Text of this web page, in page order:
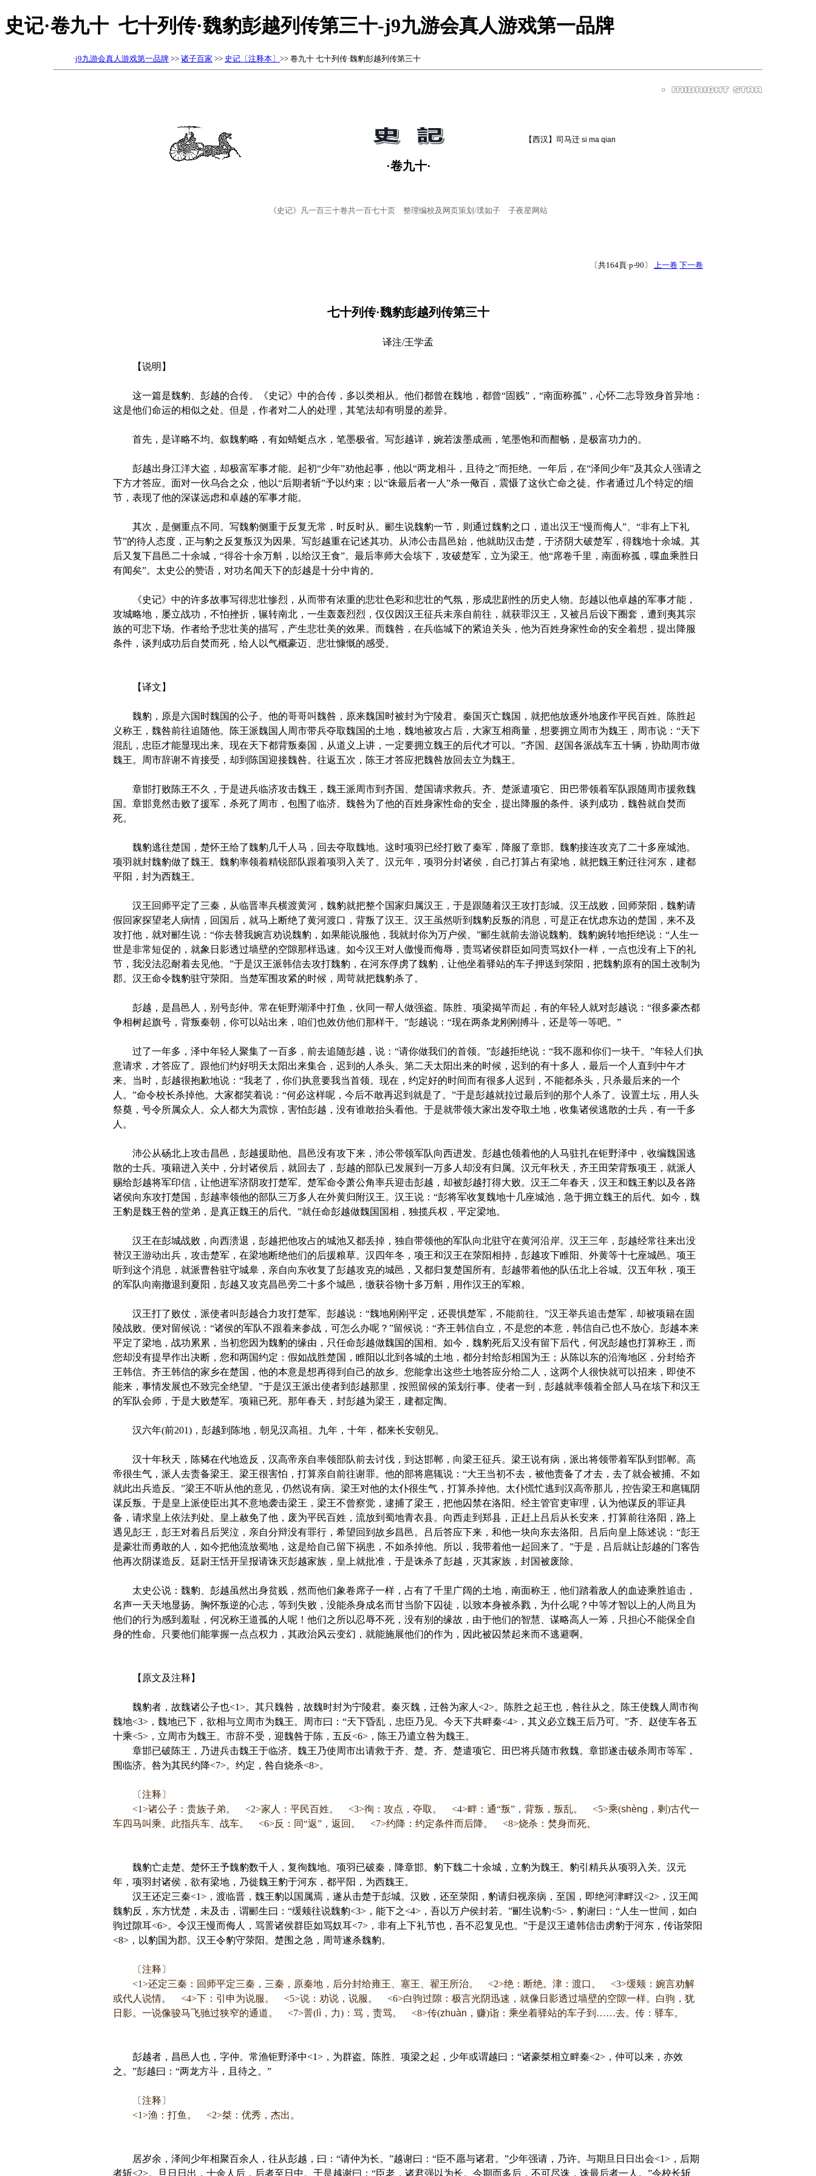
史记·卷九十 七十列传·魏豹彭越列传第三十-j9九游会真人游戏第一品牌
·j9九游会真人游戏第一品牌 >> 诸子百家 >> 史记〔注释本〕 >> 卷九十 七十列传·魏豹彭越列传第三十
·卷九十·
【西汉】司马迁 si ma qian
《史记》凡一百三十卷共一百七十页 整理编校及网页策划/璞如子 子夜星网站
〔共164頁·p-90〕 上一卷 下一卷
七十列传·魏豹彭越列传第三十
译注/王学孟
【说明】
这一篇是魏豹、彭越的合传。《史记》中的合传，多以类相从。他们都曾在魏地，都曾“固贱”，“南面称孤”，心怀二志导致身首异地：
这是他们命运的相似之处。但是，作者对二人的处理，其笔法却有明显的差异。
首先，是详略不均。叙魏豹略，有如蜻蜓点水，笔墨极省。写彭越详，婉若泼墨成画，笔墨饱和而酣畅，是极富功力的。
彭越出身江洋大盗，却极富军事才能。起初“少年”劝他起事，他以“两龙相斗，且待之”而拒绝。一年后，在“泽间少年”及其众人强请之
下方才答应。面对一伙乌合之众，他以“后期者斩”予以约束；以“诛最后者一人”杀一儆百，震慑了这伙亡命之徒。作者通过几个特定的细
节，表现了他的深谋远虑和卓越的军事才能。
其次，是侧重点不同。写魏豹侧重于反复无常，时反时从。郦生说魏豹一节，则通过魏豹之口，道出汉王“慢而侮人”、“非有上下礼
节”的待人态度，正与豹之反复叛汉为因果。写彭越重在记述其功。从沛公击昌邑始，他就助汉击楚，于济阴大破楚军，得魏地十余城。其
后又复下昌邑二十余城，“得谷十余万斛，以给汉王食”。最后率师大会垓下，攻破楚军，立为梁王。他“席卷千里，南面称孤，喋血乘胜日
有闻矣”。太史公的赞语，对功名闻天下的彭越是十分中肯的。
《史记》中的许多故事写得悲壮惨烈，从而带有浓重的悲壮色彩和悲壮的气氛，形成悲剧性的历史人物。彭越以他卓越的军事才能，
攻城略地，屡立战功，不怕挫折，辗转南北，一生轰轰烈烈，仅仅因汉王征兵未亲自前往，就获罪汉王，又被吕后设下圈套，遭到夷其宗
族的可悲下场。作者给予悲壮美的描写，产生悲壮美的效果。而魏咎，在兵临城下的紧迫关头，他为百姓身家性命的安全着想，提出降服
条件，谈判成功后自焚而死，给人以气概豪迈、悲壮慷慨的感受。
【译文】
魏豹，原是六国时魏国的公子。他的哥哥叫魏咎，原来魏国时被封为宁陵君。秦国灭亡魏国，就把他放逐外地废作平民百姓。陈胜起
义称王，魏咎前往追随他。陈王派魏国人周市带兵夺取魏国的土地，魏地被攻占后，大家互相商量，想要拥立周市为魏王，周市说：“天下
混乱，忠臣才能显现出来。现在天下都背叛秦国，从道义上讲，一定要拥立魏王的后代才可以。”齐国、赵国各派战车五十辆，协助周市做
魏王。周市辞谢不肯接受，却到陈国迎接魏咎。往返五次，陈王才答应把魏咎放回去立为魏王。
章邯打败陈王不久，于是进兵临济攻击魏王，魏王派周市到齐国、楚国请求救兵。齐、楚派遣项它、田巴带领着军队跟随周市援救魏
国。章邯竟然击败了援军，杀死了周市，包围了临济。魏咎为了他的百姓身家性命的安全，提出降服的条件。谈判成功，魏咎就自焚而
死。
魏豹逃往楚国，楚怀王给了魏豹几千人马，回去夺取魏地。这时项羽已经打败了秦军，降服了章邯。魏豹接连攻克了二十多座城池。
项羽就封魏豹做了魏王。魏豹率领着精锐部队跟着项羽入关了。汉元年，项羽分封诸侯，自己打算占有梁地，就把魏王豹迁往河东，建都
平阳，封为西魏王。
汉王回师平定了三秦，从临晋率兵横渡黄河，魏豹就把整个国家归属汉王，于是跟随着汉王攻打彭城。汉王战败，回师荥阳，魏豹请
假回家探望老人病情，回国后，就马上断绝了黄河渡口，背叛了汉王。汉王虽然听到魏豹反叛的消息，可是正在忧虑东边的楚国，来不及
攻打他，就对郦生说：“你去替我婉言劝说魏豹，如果能说服他，我就封你为万户侯。”郦生就前去游说魏豹。魏豹婉转地拒绝说：“人生一
世是非常短促的，就象日影透过墙壁的空隙那样迅速。如今汉王对人傲慢而侮辱，责骂诸侯群臣如同责骂奴仆一样，一点也没有上下的礼
节，我没法忍耐着去见他。”于是汉王派韩信去攻打魏豹，在河东俘虏了魏豹，让他坐着驿站的车子押送到荥阳，把魏豹原有的国土改制为
郡。汉王命令魏豹驻守荥阳。当楚军围攻紧的时候，周苛就把魏豹杀了。
彭越，是昌邑人，别号彭仲。常在钜野湖泽中打鱼，伙同一帮人做强盗。陈胜、项梁揭竿而起，有的年轻人就对彭越说：“很多豪杰都
争相树起旗号，背叛秦朝，你可以站出来，咱们也效仿他们那样干。”彭越说：“现在两条龙刚刚搏斗，还是等一等吧。”
过了一年多，泽中年轻人聚集了一百多，前去追随彭越，说：“请你做我们的首领。”彭越拒绝说：“我不愿和你们一块干。”年轻人们执
意请求，才答应了。跟他们约好明天太阳出来集合，迟到的人杀头。第二天太阳出来的时候，迟到的有十多人，最后一个人直到中午才
来。当时，彭越很抱歉地说：“我老了，你们执意要我当首领。现在，约定好的时间而有很多人迟到，不能都杀头，只杀最后来的一个
人。”命令校长杀掉他。大家都笑着说：“何必这样呢，今后不敢再迟到就是了。”于是彭越就拉过最后到的那个人杀了。设置土坛，用人头
祭奠，号令所属众人。众人都大为震惊，害怕彭越，没有谁敢抬头看他。于是就带领大家出发夺取土地，收集诸侯逃散的士兵，有一千多
人。
沛公从砀北上攻击昌邑，彭越援助他。昌邑没有攻下来，沛公带领军队向西进发。彭越也领着他的人马驻扎在钜野泽中，收编魏国逃
散的士兵。项籍进入关中，分封诸侯后，就回去了，彭越的部队已发展到一万多人却没有归属。汉元年秋天，齐王田荣背叛项王，就派人
赐给彭越将军印信，让他进军济阴攻打楚军。楚军命令萧公角率兵迎击彭越，却被彭越打得大败。汉王二年春天，汉王和魏王豹以及各路
诸侯向东攻打楚国，彭越率领他的部队三万多人在外黄归附汉王。汉王说：“彭将军收复魏地十几座城池，急于拥立魏王的后代。如今，魏
王豹是魏王咎的堂弟，是真正魏王的后代。”就任命彭越做魏国国相，独揽兵权，平定梁地。
汉王在彭城战败，向西溃退，彭越把他攻占的城池又都丢掉，独自带领他的军队向北驻守在黄河沿岸。汉王三年，彭越经常往来出没
替汉王游动出兵，攻击楚军，在梁地断绝他们的后援粮草。汉四年冬，项王和汉王在荥阳相持，彭越攻下睢阳、外黄等十七座城邑。项王
听到这个消息，就派曹咎驻守城皋，亲自向东收复了彭越攻克的城邑，又都归复楚国所有。彭越带着他的队伍北上谷城。汉五年秋，项王
的军队向南撤退到夏阳，彭越又攻克昌邑旁二十多个城邑，缴获谷物十多万斛，用作汉王的军粮。
汉王打了败仗，派使者叫彭越合力攻打楚军。彭越说：“魏地刚刚平定，还畏惧楚军，不能前往。”汉王举兵追击楚军，却被项籍在固
陵战败。便对留候说：“诸侯的军队不跟着来参战，可怎么办呢？”留候说：“齐王韩信自立，不是您的本意，韩信自己也不放心。彭越本来
平定了梁地，战功累累，当初您因为魏豹的缘由，只任命彭越做魏国的国相。如今，魏豹死后又没有留下后代，何况彭越也打算称王，而
您却没有提早作出决断，您和两国约定：假如战胜楚国，睢阳以北到各城的土地，都分封给彭相国为王；从陈以东的沿海地区，分封给齐
王韩信。齐王韩信的家乡在楚国，他的本意是想再得到自己的故乡。您能拿出这些土地答应分给二人，这两个人很快就可以招来，即使不
能来，事情发展也不致完全绝望。”于是汉王派出使者到彭越那里，按照留候的策划行事。使者一到，彭越就率领着全部人马在垓下和汉王
的军队会师，于是大败楚军。项籍已死。那年春天，封彭越为梁王，建都定陶。
汉六年(前201)，彭越到陈地，朝见汉高祖。九年，十年，都来长安朝见。
汉十年秋天，陈豨在代地造反，汉高帝亲自率领部队前去讨伐，到达邯郸，向梁王征兵。梁王说有病，派出将领带着军队到邯郸。高
帝很生气，派人去责备梁王。梁王很害怕，打算亲自前往谢罪。他的部将扈辄说：“大王当初不去，被他责备了才去，去了就会被捕。不如
就此出兵造反。”梁王不听从他的意见，仍然说有病。梁王对他的太仆很生气，打算杀掉他。太仆慌忙逃到汉高帝那儿，控告梁王和扈辄阴
谋反叛。于是皇上派使臣出其不意地袭击梁王，梁王不曾察觉，逮捕了梁王，把他囚禁在洛阳。经主管官吏审理，认为他谋反的罪证具
备，请求皇上依法判处。皇上赦免了他，废为平民百姓，流放到蜀地青衣县。向西走到郑县，正赶上吕后从长安来，打算前往洛阳，路上
遇见彭王，彭王对着吕后哭泣，亲自分辩没有罪行，希望回到故乡昌邑。吕后答应下来，和他一块向东去洛阳。吕后向皇上陈述说：“彭王
是豪壮而勇敢的人，如今把他流放蜀地，这是给自己留下祸患，不如杀掉他。所以，我带着他一起回来了。”于是，吕后就让彭越的门客告
他再次阴谋造反。廷尉王恬开呈报请诛灭彭越家族，皇上就批准，于是诛杀了彭越，灭其家族，封国被废除。
太史公说：魏豹、彭越虽然出身贫贱，然而他们象卷席子一样，占有了千里广阔的土地，南面称王，他们踏着敌人的血迹乘胜追击，
名声一天天地显扬。胸怀叛逆的心志，等到失败，没能杀身成名而甘当阶下囚徒，以致本身被杀戮，为什么呢？中等才智以上的人尚且为
他们的行为感到羞耻，何况称王道孤的人呢！他们之所以忍辱不死，没有别的缘故，由于他们的智慧、谋略高人一筹，只担心不能保全自
身的性命。只要他们能掌握一点点权力，其政治风云变幻，就能施展他们的作为，因此被囚禁起来而不逃避啊。
【原文及注释】
魏豹者，故魏诸公子也<1>。其只魏咎，故魏时封为宁陵君。秦灭魏，迁咎为家人<2>。陈胜之起王也，咎往从之。陈王使魏人周市徇
魏地<3>，魏地已下，欲相与立周市为魏王。周市曰：“天下昏乱，忠臣乃见。今天下共畔秦<4>，其义必立魏王后乃可。”齐、赵使车各五
十乘<5>，立周市为魏王。市辞不受，迎魏咎于陈，五反<6>，陈王乃遣立咎为魏王。
章邯已破陈王，乃进兵击魏王于临济。魏王乃使周市出请救于齐、楚。齐、楚遣项它、田巴将兵随市救魏。章邯遂击破杀周市等军，
围临济。咎为其民约降<7>。约定，咎自烧杀<8>。
〔注释〕
<1>诸公子：贵族子弟。 <2>家人：平民百姓。 <3>徇：攻点，夺取。 <4>畔：通“叛”，背叛，叛乱。 <5>乘(shèng ，剩)古代一
车四马叫乘。此指兵车、战车。 <6>反：同“返”，返回。 <7>约降：约定条件而后降。 <8>烧杀：焚身而死。
魏豹亡走楚。楚怀王予魏豹数千人，复徇魏地。项羽已破秦，降章邯。豹下魏二十余城，立豹为魏王。豹引精兵从项羽入关。汉元
年，项羽封诸侯，欲有梁地，乃徙魏王豹于河东，都平阳，为西魏王。
汉王还定三秦<1>，渡临晋，魏王豹以国属焉，遂从击楚于彭城。汉败，还至荥阳，豹请归视亲病，至国，即绝河津畔汉<2>，汉王闻
魏豹反，东方忧楚，未及击，谓郦生曰：“缓颊往说魏豹<3>，能下之<4>，吾以万户侯封若。”郦生说豹<5>，豹谢曰：“人生一世间，如白
驹过隙耳<6>。令汉王慢而侮人，骂詈诸侯群臣如骂奴耳<7>，非有上下礼节也，吾不忍复见也。”于是汉王遣韩信击虏豹于河东，传诣荥阳
<8>，以豹国为郡。汉王令豹守荥阳。楚围之急，周苛遂杀魏豹。
〔注释〕
<1>还定三秦：回师平定三秦，三秦，原秦地，后分封给雍王、塞王、翟王所治。 <2>绝：断绝。津：渡口。 <3>缓颊：婉言劝解
或代人说情。 <4>下：引申为说服。 <5>说：劝说，说服。 <6>白驹过隙：极言光阴迅速，就像日影透过墙壁的空隙一样。白驹，犹
日影。一说像骏马飞驰过狭窄的通道。 <7>詈( lì ，力)：骂，责骂。 <8>传(zhuàn ，赚)诣：乘坐着驿站的车子到……去。传：驿车。
彭越者，昌邑人也，字仲。常渔钜野泽中<1>，为群盗。陈胜、项梁之起，少年或谓越曰：“诸豪桀相立畔秦<2>，仲可以来，亦效
之。”彭越曰：“两龙方斗，且待之。”
〔注释〕
<1>渔：打鱼。 <2>桀：优秀，杰出。
居岁余，泽间少年相聚百余人，往从彭越，曰：“请仲为长。”越谢曰：“臣不愿与诸君。”少年强请，乃许。与期旦日日出会<1>，后期
者斩<2>。旦日日出，十余人后，后者至日中。于是越谢曰：“臣老，诸君强以为长。今期而多后，不可尽诛，诛最后者一人。”令校长斩